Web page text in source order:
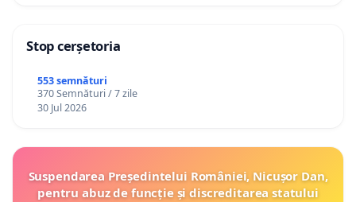
Stop cerșetoria
553 semnături
370 Semnături / 7 zile
30 Jul 2026
Suspendarea Președintelui României, Nicușor Dan,
pentru abuz de funcție și discreditarea statului